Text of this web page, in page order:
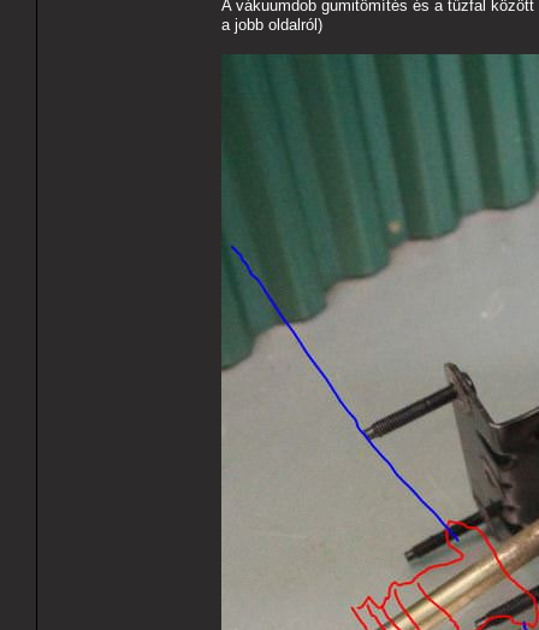
A vákuumdob gumitömítés és a tűzfal
a jobb oldalról)